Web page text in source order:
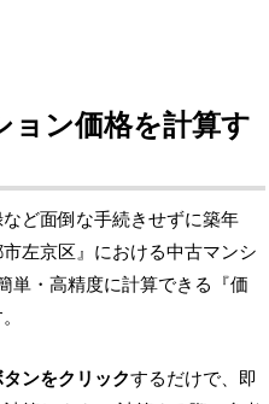
ョン価格を計算す
ど面倒な手続きせずに築年
左京区』における中古マンシ
単・高精度に計算できる『価
ンをクリックするだけで、即